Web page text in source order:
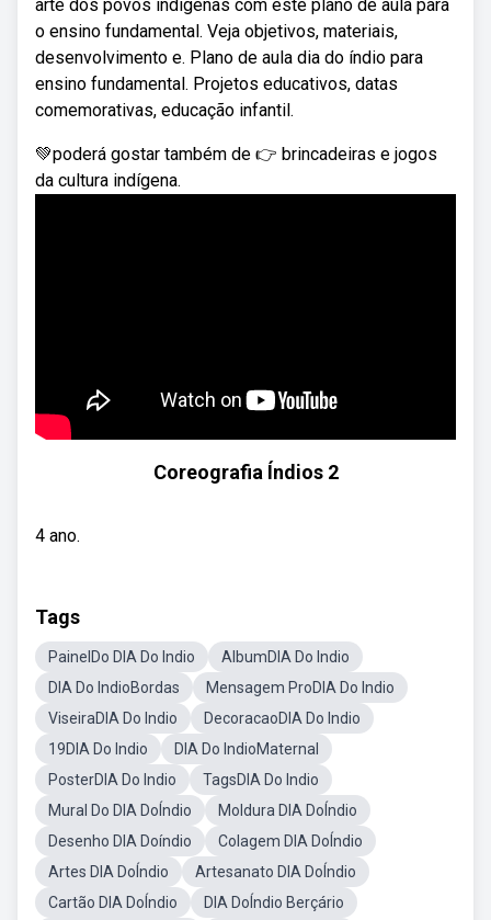
arte dos povos indígenas com este plano de aula para
o ensino fundamental. Veja objetivos, materiais,
desenvolvimento e. Plano de aula dia do índio para
ensino fundamental. Projetos educativos, datas
comemorativas, educação infantil.
💚poderá gostar também de 👉 brincadeiras e jogos
da cultura indígena.
Coreografia Índios 2
4 ano.
Tags
PainelDo DIA Do Indio
AlbumDIA Do Indio
DIA Do IndioBordas
Mensagem ProDIA Do Indio
ViseiraDIA Do Indio
DecoracaoDIA Do Indio
19DIA Do Indio
DIA Do IndioMaternal
PosterDIA Do Indio
TagsDIA Do Indio
Mural Do DIA DoÍndio
Moldura DIA DoÍndio
Desenho DIA Doíndio
Colagem DIA DoÍndio
Artes DIA DoÍndio
Artesanato DIA DoÍndio
Cartão DIA DoÍndio
DIA DoÍndio Berçário